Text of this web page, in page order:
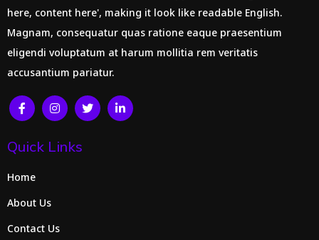
here, content here', making it look like readable English.
Magnam, consequatur quas ratione eaque praesentium
eligendi voluptatum at harum mollitia rem veritatis
accusantium pariatur.
Quick Links
Home
About Us
Contact Us